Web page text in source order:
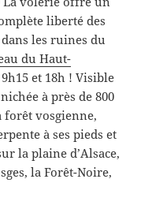
liberté des
les ruines du
du Haut-
et 18h ! Visible
à près de 800
forêt vosgienne,
à ses pieds et
la plaine d’Alsace,
la Forêt-Noire,